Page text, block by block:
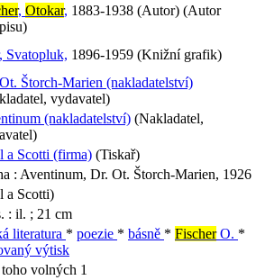
, Otokar, 1883-1938 (Autor) (Autor
Svatopluk, 1896-1959 (Knižní grafik)
Štorch-Marien (nakladatelství)
vydavatel)
(nakladatelství) (Nakladatel,
a Scotti (firma) (Tiskař)
: Aventinum, Dr. Ot. Štorch-Marien, 1926
a Scotti)
: il. ; 21 cm
literatura * poezie * básně * FischerO. *
výtisk
volných 1